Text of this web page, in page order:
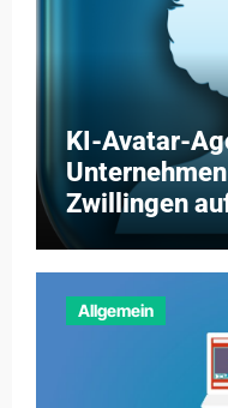
KI-Avatar-
Zwillingen
Partner
Allgemein